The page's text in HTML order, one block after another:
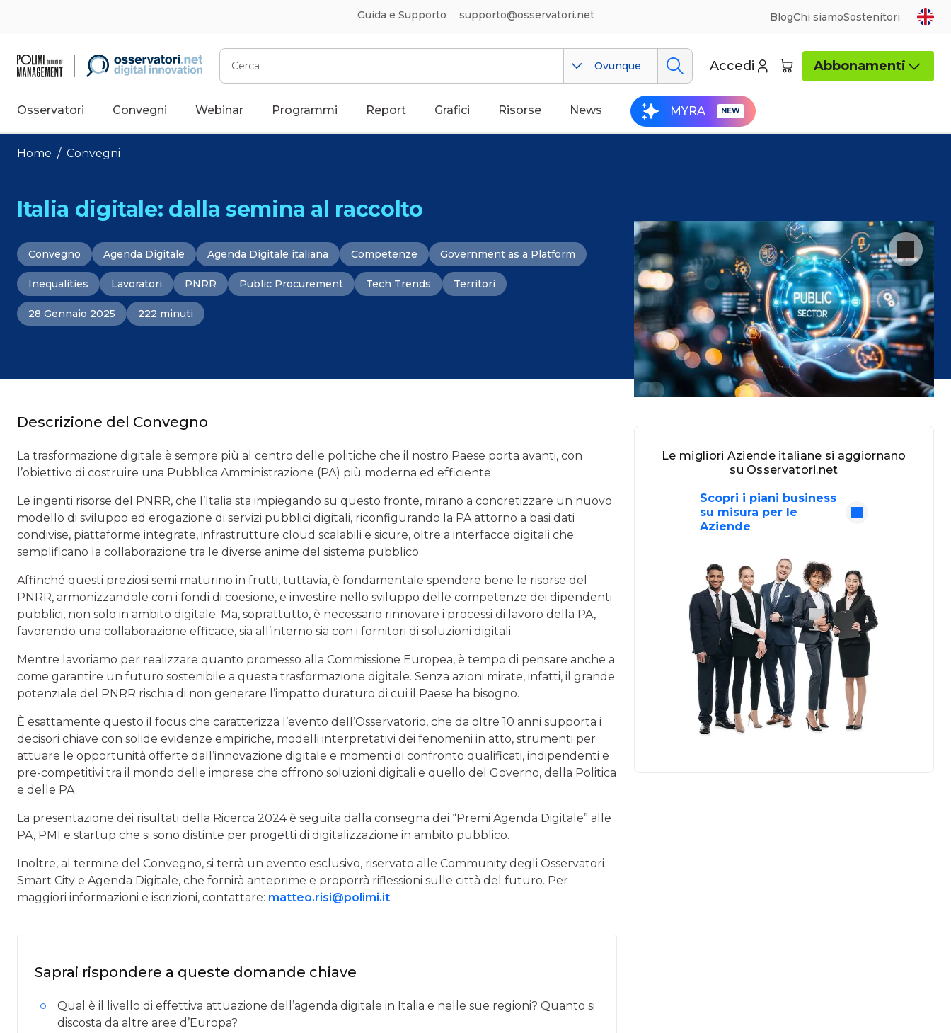
Guida e Supporto supporto@osservatori.net BlogChi siamoSostenitori
Cerca
Ovunque Accedi Abbonamenti
Osservatori Convegni Webinar Programmi Report Grafici Risorse News MYRA
Home / Convegni
Italia digitale: dalla semina al raccolto
Convegno Agenda Digitale Agenda Digitale italiana Competenze Government as a Platform
Inequalities Lavoratori PNRR Public Procurement Tech Trends Territori
28 Gennaio 2025 222 minuti
Descrizione del Convegno
La trasformazione digitale è sempre più al centro delle politiche che il nostro Paese porta avanti, con
l’obiettivo di costruire una Pubblica Amministrazione (PA) più moderna ed efficiente.
Le ingenti risorse del PNRR, che l’Italia sta impiegando su questo fronte, mirano a concretizzare un nuovo
modello di sviluppo ed erogazione di servizi pubblici digitali, riconfigurando la PA attorno a basi dati
condivise, piattaforme integrate, infrastrutture cloud scalabili e sicure, oltre a interfacce digitali che
semplificano la collaborazione tra le diverse anime del sistema pubblico.
Affinché questi preziosi semi maturino in frutti, tuttavia, è fondamentale spendere bene le risorse del
PNRR, armonizzandole con i fondi di coesione, e investire nello sviluppo delle competenze dei dipendenti
pubblici, non solo in ambito digitale. Ma, soprattutto, è necessario rinnovare i processi di lavoro della PA,
favorendo una collaborazione efficace, sia all’interno sia con i fornitori di soluzioni digitali.
Mentre lavoriamo per realizzare quanto promesso alla Commissione Europea, è tempo di pensare anche a
come garantire un futuro sostenibile a questa trasformazione digitale. Senza azioni mirate, infatti, il grande
potenziale del PNRR rischia di non generare l’impatto duraturo di cui il Paese ha bisogno.
È esattamente questo il focus che caratterizza l’evento dell’Osservatorio, che da oltre 10 anni supporta i
decisori chiave con solide evidenze empiriche, modelli interpretativi dei fenomeni in atto, strumenti per
attuare le opportunità offerte dall’innovazione digitale e momenti di confronto qualificati, indipendenti e
pre-competitivi tra il mondo delle imprese che offrono soluzioni digitali e quello del Governo, della Politica
e delle PA.
La presentazione dei risultati della Ricerca 2024 è seguita dalla consegna dei “Premi Agenda Digitale” alle
PA, PMI e startup che si sono distinte per progetti di digitalizzazione in ambito pubblico.
Inoltre, al termine del Convegno, si terrà un evento esclusivo, riservato alle Community degli Osservatori
Smart City e Agenda Digitale, che fornirà anteprime e proporrà riflessioni sulle città del futuro. Per
maggiori informazioni e iscrizioni, contattare: matteo.risi@polimi.it
Saprai rispondere a queste domande chiave
Qual è il livello di effettiva attuazione dell’agenda digitale in Italia e nelle sue regioni? Quanto si
discosta da altre aree d’Europa?
Le migliori Aziende italiane si aggiornano
su Osservatori.net
Scopri i piani business
su misura per le
Aziende